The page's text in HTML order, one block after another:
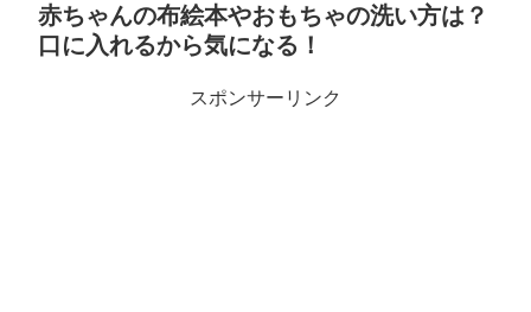
赤ちゃんの布絵本やおもちゃの洗い方は？
口に入れるから気になる！
スポンサーリンク